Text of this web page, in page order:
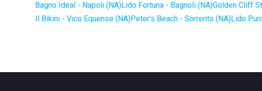
Bagno Ideal - Napoli (NA)Lido Fortuna - Bagnoli (NA)Golden Cliff
Il Bikini - Vico Equense (NA)Peter's Beach - Sorrento (NA)Lido